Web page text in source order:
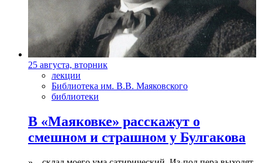
25 августа, вторник
лекции
Библиотека им. В.В. Маяковского
библиотеки
В «Маяковке» расскажут о
смешном и страшном у Булгакова